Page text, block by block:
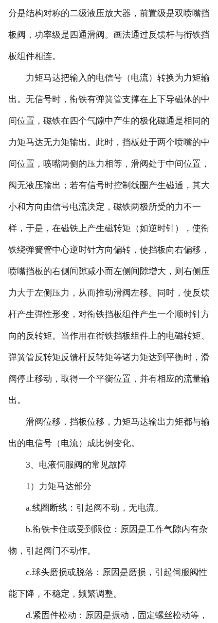
分是结构对称的二级液压放大器，前置级是双喷嘴挡
板阀，功率级是四通滑阀。画法通过反馈杆与衔铁挡
板组件相连。
力矩马达把输入的电信号（电流）转换为力矩输
出。无信号时，衔铁有弹簧管支撑在上下导磁体的中
间位置，磁铁在四个气隙中产生的极化磁通是相同的
力矩马达无力矩输出。此时，挡板处于两个喷嘴的中
间位置，喷嘴两侧的压力相等，滑阀处于中间位置，
阀无液压输出；若有信号时控制线圈产生磁通，其大
小和方向由信号电流决定，磁铁两极所受的力不一
样，于是，在磁铁上产生磁转矩（如逆时针），使衔
铁绕弹簧管中心逆时针方向偏转，使挡板向右偏移，
喷嘴挡板的右侧间隙减小而左侧间隙增大，则右侧压
力大于左侧压力，从而推动滑阀左移。同时，使反馈
杆产生弹性形变，对衔铁挡板组件产生一个顺时针方
向的反转矩。当作用在衔铁挡板组件上的电磁转矩、
弹簧管反转矩反馈杆反转矩等诸力矩达到平衡时，滑
阀停止移动，取得一个平衡位置，并有相应的流量输
出。
滑阀位移，挡板位移，力矩马达输出力矩都与输
出的电信号（电流）成比例变化。
3、电液伺服阀的常见故障
1）力矩马达部分
a.线圈断线：引起阀不动，无电流。
b.衔铁卡住或受到限位：原因是工作气隙内有杂
物，引起阀门不动作。
c.球头磨损或脱落：原因是磨损，引起伺服阀性
能下降，不稳定，频繁调整。
d.紧固件松动：原因是振动，固定螺丝松动等，